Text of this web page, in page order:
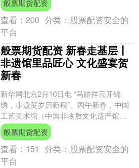
提....
般票期货配资
查看：200 分类： 股票配资安全的
平台
般票期货配资 新春走基层丨
非遗馆里品匠心 文化盛宴贺
新春
新华网北京2月10日电 “马踏祥云开锦
绣，非遗贺岁启新程”。丙午新春，中国
工艺美术馆（中国非物质文化遗产馆）
内张灯结彩、年味氤氲，“气象万千——
中国非遗保护实践....
般票期货配资
查看： 151 分类： 股票配资安全的
平台